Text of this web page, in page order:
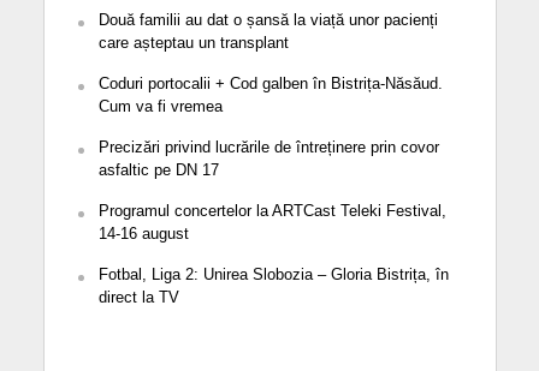
Două familii au dat o șansă la viață unor pacienți
care așteptau un transplant
Coduri portocalii + Cod galben în Bistrița-Năsăud.
Cum va fi vremea
Precizări privind lucrările de întreținere prin covor
asfaltic pe DN 17
Programul concertelor la ARTCast Teleki Festival,
14-16 august
Fotbal, Liga 2: Unirea Slobozia – Gloria Bistrița, în
direct la TV